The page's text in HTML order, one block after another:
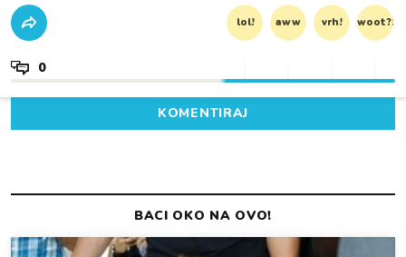
lol! aww vrh! woot?!
0
KOMENTIRAJ